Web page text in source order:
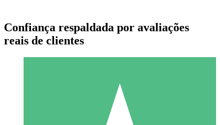
Pacotes de Créditos Individuais
Confiança respaldada por avaliações
reais de clientes